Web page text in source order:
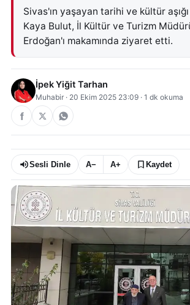
Sivas'ın yaşayan tarihi ve kültür
Kaya Bulut, İl Kültür ve Turizm
Erdoğan'ı makamında ziyaret etti.
İpek Yiğit Tarhan
Muhabir · 20 Ekim 2025 23:09 · 1 dk okuma
Sesli Dinle A− A+ Kaydet